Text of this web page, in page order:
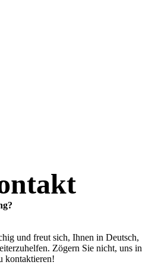
und freut sich, Ihnen in Deutsch,
Zögern Sie nicht, uns in
kontaktieren!